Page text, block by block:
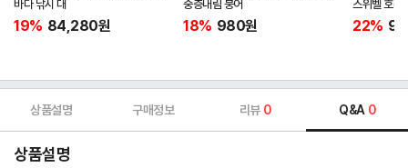
바다 낚시 대
19% 84,280원
중층내림 붕어
18% 980원
스위벨 호래
22%
상품설명 구매정보 리뷰 0 Q&A 0
상품설명